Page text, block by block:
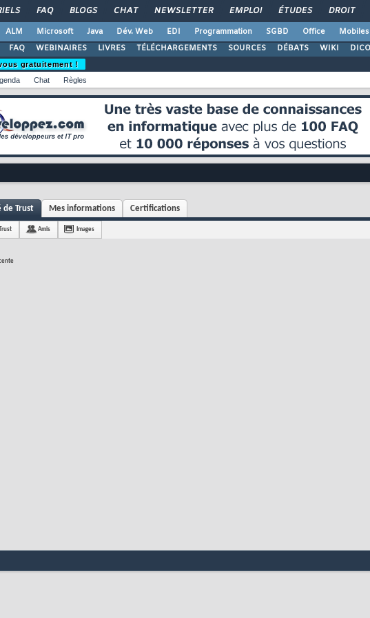
FAQ BLOGS CHAT NEWSLETTER EMPLOI ÉTUDES DROIT
ALM Microsoft Java Dév. Web EDI Programmation SGBD Office Mobiles
FAQ WEBINAIRES LIVRES TÉLÉCHARGEMENTS SOURCES DÉBATS WIKI DICO
gratuitement !
Chat Règles
de Trust Mes informations Certifications
Trust Amis Images